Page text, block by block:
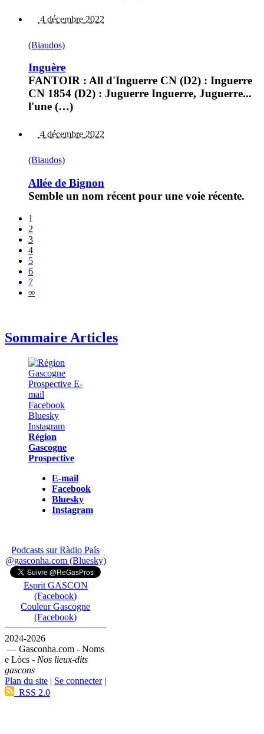
4 décembre 2022
(Biaudos)
Inguère
FANTOIR : All d'Inguerre CN (D2) : Inguerre
CN 1854 (D2) : Juguerre Inguerre, Juguerre...
l'une (…)
4 décembre 2022
(Biaudos)
Allée de Bignon
Semble un nom récent pour une voie récente.
1
2
3
4
5
6
7
∞
Sommaire Articles
Région
Gascogne
Prospective
E-mail
Facebook
Bluesky
Instagram
Podcasts sur Ràdio País
@gasconha.com (Bluesky)
Esprit GASCON
(Facebook)
Couleur Gascogne
(Facebook)
2024-2026
— Gasconha.com - Noms
e Lòcs - Nos lieux-dits
gascons
Plan du site | Se connecter|
RSS 2.0